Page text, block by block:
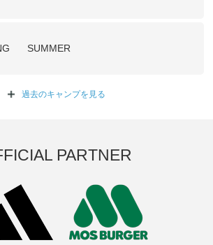
SUMMER
過去のキャンプを 見る
PARTNER